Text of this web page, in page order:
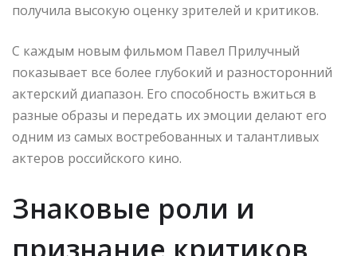
получила высокую оценку зрителей и критиков.
С каждым новым фильмом Павел Прилучный
показывает все более глубокий и разносторонний
актерский диапазон. Его способность вжиться в
разные образы и передать их эмоции делают его
одним из самых востребованных и талантливых
актеров российского кино.
Знаковые роли и
признание критиков